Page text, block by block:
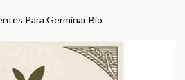
Para Germinar Bio